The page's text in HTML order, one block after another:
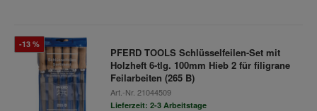
-13 %
PFERD TOOLS Schlüsselfeilen-Set mit
Holzheft 6-tlg. 100mm Hieb 2 für filigrane
Feilarbeiten (265 B)
Art.-Nr. 21044509
Lieferzeit: 2-3 Arbeitstage